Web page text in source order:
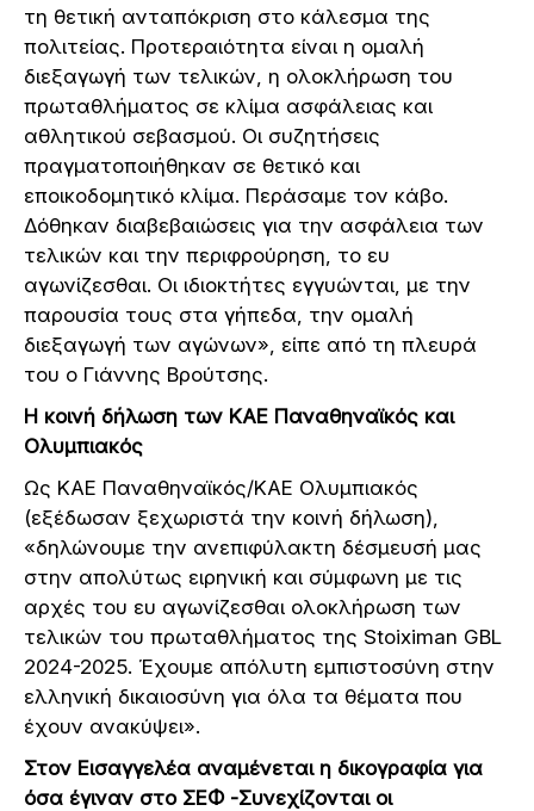
τη θετική ανταπόκριση στο κάλεσμα της
πολιτείας. Προτεραιότητα είναι η ομαλή
διεξαγωγή των τελικών, η ολοκλήρωση του
πρωταθλήματος σε κλίμα ασφάλειας και
αθλητικού σεβασμού. Οι συζητήσεις
πραγματοποιήθηκαν σε θετικό και
εποικοδομητικό κλίμα. Περάσαμε τον κάβο.
Δόθηκαν διαβεβαιώσεις για την ασφάλεια των
τελικών και την περιφρούρηση, το ευ
αγωνίζεσθαι. Οι ιδιοκτήτες εγγυώνται, με την
παρουσία τους στα γήπεδα, την ομαλή
διεξαγωγή των αγώνων», είπε από τη πλευρά
του ο Γιάννης Βρούτσης.
H κοινή δήλωση των ΚΑΕ Παναθηναϊκός και
Ολυμπιακός
Ως ΚΑΕ Παναθηναϊκός/ΚΑΕ Ολυμπιακός
(εξέδωσαν ξεχωριστά την κοινή δήλωση),
«δηλώνουμε την ανεπιφύλακτη δέσμευσή μας
στην απολύτως ειρηνική και σύμφωνη με τις
αρχές του ευ αγωνίζεσθαι ολοκλήρωση των
τελικών του πρωταθλήματος της Stoiximan GBL
2024-2025. Έχουμε απόλυτη εμπιστοσύνη στην
ελληνική δικαιοσύνη για όλα τα θέματα που
έχουν ανακύψει».
Στον Εισαγγελέα αναμένεται η δικογραφία για
όσα έγιναν στο ΣΕΦ -Συνεχίζονται οι